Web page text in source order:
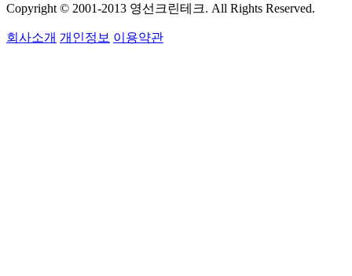
Copyright © 2001-2013 영선크린테크. All Rights Reserved.
회사소개 개인정보 이용약관